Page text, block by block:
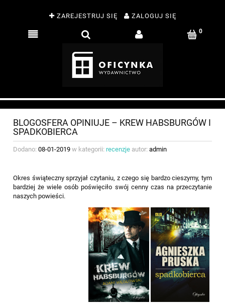
ZAREJESTRUJ SIĘ ZALOGUJ SIĘ
BLOGOSFERA OPINIUJE – KREW HABSBURGÓW I
SPADKOBIERCA
Dodano: 08-01-2019 w kategorii: recenzje autor: admin
Okres świąteczny sprzyjał czytaniu, z czego się bardzo cieszymy, tym
bardziej że wiele osób poświęciło swój cenny czas na przeczytanie
naszych powieści.